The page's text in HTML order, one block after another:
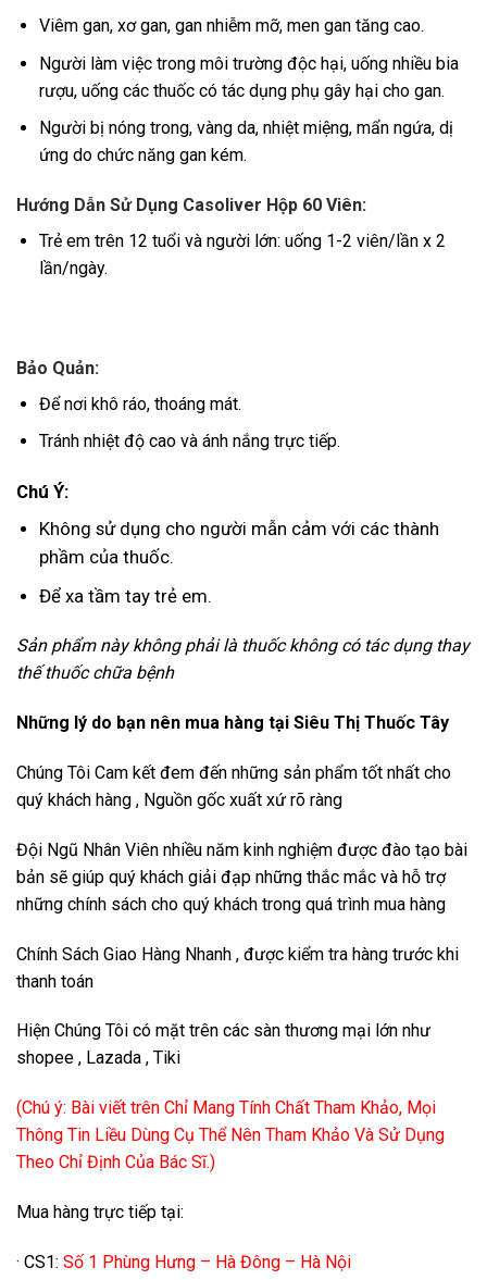
Viêm gan, xơ gan, gan nhiễm mỡ, men gan tăng cao.
Người làm việc trong môi trường độc hại, uống nhiều bia
rượu, uống các thuốc có tác dụng phụ gây hại cho gan.
Người bị nóng trong, vàng da, nhiệt miệng, mẩn ngứa, dị
ứng do chức năng gan kém.
Hướng Dẫn Sử Dụng Casoliver Hộp 60 Viên:
Trẻ em trên 12 tuổi và người lớn: uống 1-2 viên/lần x 2
lần/ngày.
Bảo Quản:
Để nơi khô ráo, thoáng mát.
Tránh nhiệt độ cao và ánh nắng trực tiếp.
Chú Ý:
Không sử dụng cho người mẫn cảm với các thành
phầm của thuốc.
Để xa tầm tay trẻ em.
Sản phẩm này không phải là thuốc không có tác dụng thay
thế thuốc chữa bệnh
Những lý do bạn nên mua hàng tại Siêu Thị Thuốc Tây
Chúng Tôi Cam kết đem đến những sản phẩm tốt nhất cho
quý khách hàng , Nguồn gốc xuất xứ rõ ràng
Đội Ngũ Nhân Viên nhiều năm kinh nghiệm được đào tạo bài
bản sẽ giúp quý khách giải đạp những thắc mắc và hỗ trợ
những chính sách cho quý khách trong quá trình mua hàng
Chính Sách Giao Hàng Nhanh , được kiểm tra hàng trước khi
thanh toán
Hiện Chúng Tôi có mặt trên các sàn thương mại lớn như
shopee , Lazada , Tiki
(Chú ý: Bài viết trên Chỉ Mang Tính Chất Tham Khảo, Mọi
Thông Tin Liều Dùng Cụ Thể Nên Tham Khảo Và Sử Dụng
Theo Chỉ Định Của Bác Sĩ.)
Mua hàng trực tiếp tại:
· CS1: Số 1 Phùng Hưng – Hà Đông – Hà Nội